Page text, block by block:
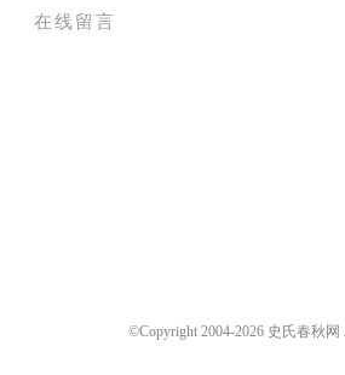
在线留言
©Copyright 2004-2026 史氏春秋网